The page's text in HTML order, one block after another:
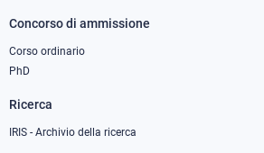
Concorso di ammissione
Corso ordinario
PhD
Ricerca
IRIS - Archivio della ricerca